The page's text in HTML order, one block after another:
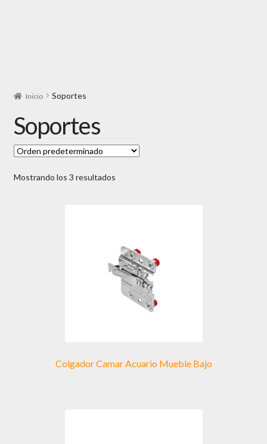
Inicio Soportes
Soportes
Mostrando los 3 resultados
Colgador Camar Acuario Mueble Bajo